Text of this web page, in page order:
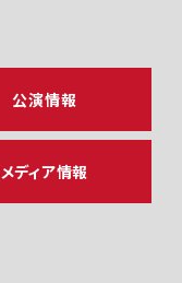
公演情報
メディア情報